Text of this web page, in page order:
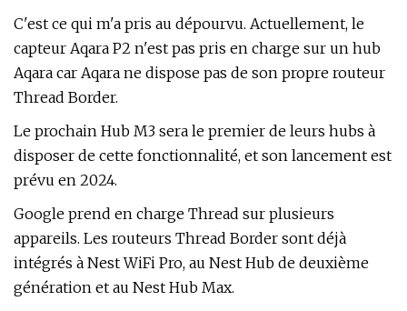
C'est ce qui m'a pris au dépourvu. Actuellement, le
capteur Aqara P2 n'est pas pris en charge sur un hub
Aqara car Aqara ne dispose pas de son propre routeur
Thread Border.
Le prochain Hub M3 sera le premier de leurs hubs à
disposer de cette fonctionnalité, et son lancement est
prévu en 2024.
Google prend en charge Thread sur plusieurs
appareils. Les routeurs Thread Border sont déjà
intégrés à Nest WiFi Pro, au Nest Hub de deuxième
génération et au Nest Hub Max.